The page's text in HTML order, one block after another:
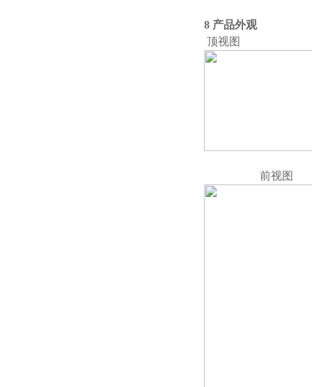
8 产品外观
顶视图
前视